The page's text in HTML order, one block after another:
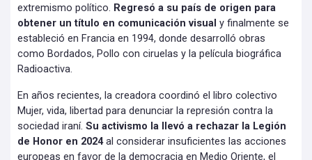
extremismo político. Regresó a su país de origen para
obtener un título en comunicación visual y finalmente se
estableció en Francia en 1994, donde desarrolló obras
como Bordados, Pollo con ciruelas y la película biográfica
Radioactiva.
En años recientes, la creadora coordinó el libro colectivo
Mujer, vida, libertad para denunciar la represión contra la
sociedad iraní. Su activismo la llevó a rechazar la Legión
de Honor en 2024al considerar insuficientes las acciones
europeas en favor de la democracia en Medio Oriente, el